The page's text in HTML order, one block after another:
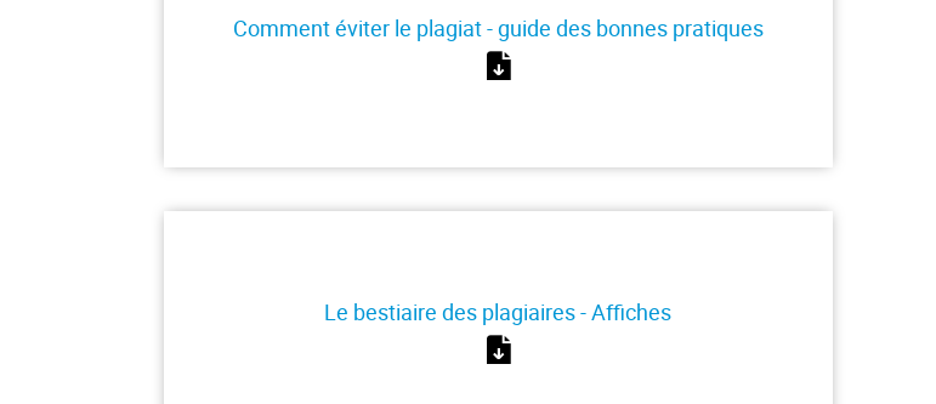
Comment éviter le plagiat - guide des bonnes pratiques
Le bestiaire des plagiaires - Affiches